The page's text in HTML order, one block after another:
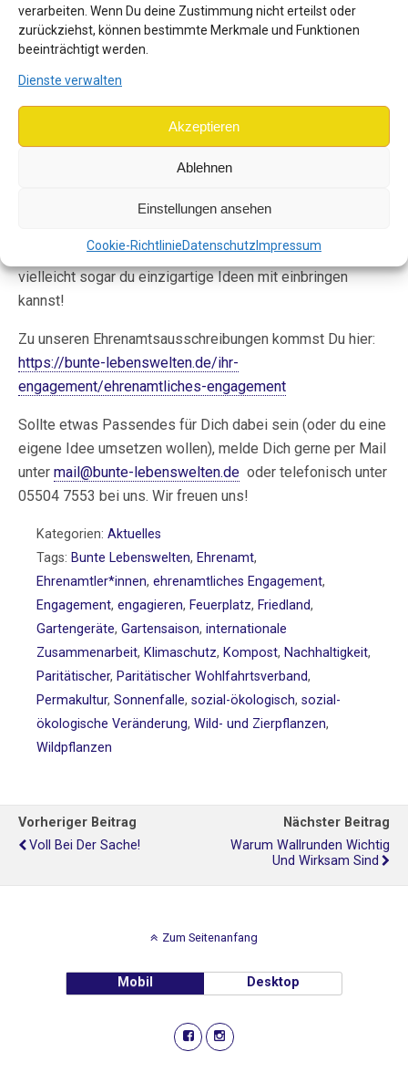
verarbeiten. Wenn Du deine Zustimmung nicht erteilst oder
zurückziehst, können bestimmte Merkmale und Funktionen
beeinträchtigt werden.
Dienste verwalten
Akzeptieren
Ablehnen
Einstellungen ansehen
Cookie-RichtlinieDatenschutz Impressum
Saison suchen wir motivierte Gartenbegeisterte (oder
solche die es werden wollen) für unseren Permakultur-
Lern- und Experimentiergarten in Ludolfshausen.
Pflege und Ernte von diversen Wild- und Zierpflanzen;
Baumpflege; Anlage, Pflege und Reparatur von z.B.
Gartenhaus, Geräten, Kompost und Feuerplatz oder der
etwas dabei. Ebenso besteht die Möglichkeit, dass
vielleicht sogar du einzigartige Ideen mit einbringen
kannst!
Zu unseren Ehrenamtsausschreibungen kommst Du hier:
https://bunte-lebenswelten.de/ihr-
engagement/ehrenamtliches-engagement
Sollte etwas Passendes für Dich dabei sein (oder du eine
eigene Idee umsetzen wollen), melde Dich gerne per Mail
unter mail@bunte-lebenswelten.de oder telefonisch unter
05504 7553 bei uns. Wir freuen uns!
Kategorien: Aktuelles
Tags: Bunte Lebenswelten, Ehrenamt,
Ehrenamtler*innen, ehrenamtliches Engagement,
Engagement, engagieren, Feuerplatz, Friedland,
Gartengeräte, Gartensaison, internationale
Zusammenarbeit, Klimaschutz, Kompost, Nachhaltigkeit,
Paritätischer, Paritätischer Wohlfahrtsverband,
Permakultur, Sonnenfalle, sozial-ökologisch, sozial-
ökologische Veränderung, Wild- und Zierpflanzen,
Wildpflanzen
Vorheriger Beitrag
Voll Bei Der Sache!
Nächster Beitrag
Warum Wallrunden Wichtig
Und Wirksam Sind
Zum Seitenanfang
Mobil Desktop